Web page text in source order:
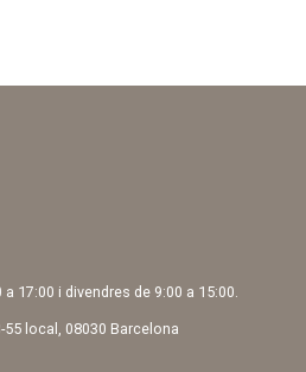
17:00 i divendres de 9:00 a 15:00.
55 local, 08030 Barcelona